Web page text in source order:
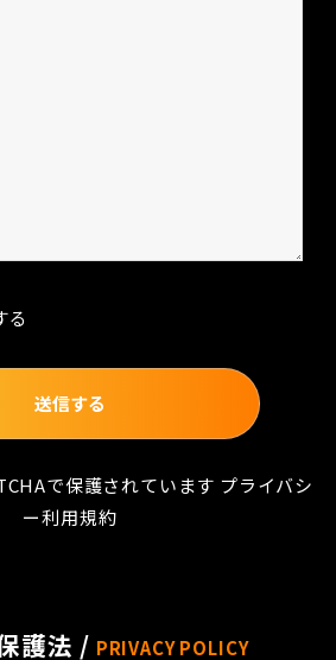
る
で保護されています プライバシ
ー利用規約
護法 / PRIVACY POLICY